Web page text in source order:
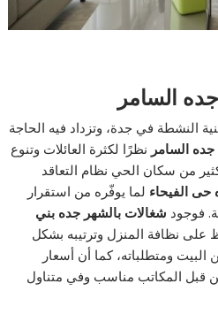
السامر
النشطة في جدة، وتزداد فيه الحاجة
السامر نظرًا لكثرة العائلات وتنوع
من سكان الحي نظام التعاقد
حى الفيحاء لما يوفّره من استقرار
فوجود شغالات بالشهر جده بني
على نظافة المنزل وترتيبه بشكل
البيت ومتطلباته، كما أن أسعار
قبل المكاتب مناسب وفي متناول